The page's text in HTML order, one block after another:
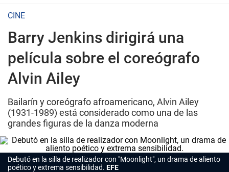
CINE
Barry Jenkins dirigirá una
película sobre el coreógrafo
Alvin Ailey
Bailarín y coreógrafo afroamericano, Alvin Ailey
(1931-1989) está considerado como una de las
grandes figuras de la danza moderna
Debutó en la silla de realizador con "Moonlight", un drama de aliento
poético y extrema sensibilidad. EFE